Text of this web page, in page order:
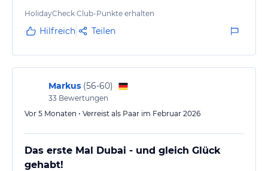
HolidayCheck Club-Punkte erhalten
Hilfreich Teilen
Markus (56-60)
33 Bewertungen
Vor 5 Monaten • Verreist als Paar im Februar 2026
Das erste Mal Dubai - und gleich Glück
gehabt!